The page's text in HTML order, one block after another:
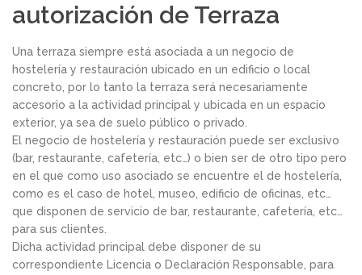
autorización de Terraza
Una terraza siempre está asociada a un negocio de
hostelería y restauración ubicado en un edificio o local
concreto, por lo tanto la terraza será necesariamente
accesorio a la actividad principal y ubicada en un espacio
exterior, ya sea de suelo público o privado.
El negocio de hostelería y restauración puede ser exclusivo
(bar, restaurante, cafetería, etc…) o bien ser de otro tipo pero
en el que como uso asociado se encuentre el de hostelería,
como es el caso de hotel, museo, edificio de oficinas, etc…
que disponen de servicio de bar, restaurante, cafetería, etc…
para sus clientes.
Dicha actividad principal debe disponer de su
correspondiente Licencia o Declaración Responsable, para